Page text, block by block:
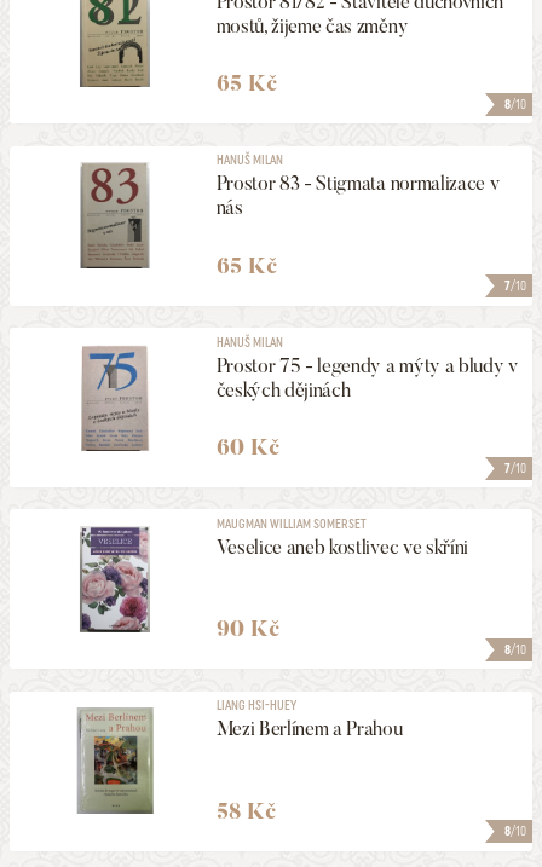
8/10
mostů, žijeme čas změny
65 Kč
7/10
HANUŠ MILAN
Prostor 83 - Stigmata normalizace v
nás
65 Kč
7/10
HANUŠ MILAN
Prostor 75 - legendy a mýty a bludy v
českých dějinách
60 Kč
8/10
MAUGMAN WILLIAM SOMERSET
Veselice aneb kostlivec ve skříni
90 Kč
8/10
LIANG HSI-HUEY
Mezi Berlínem a Prahou
58 Kč